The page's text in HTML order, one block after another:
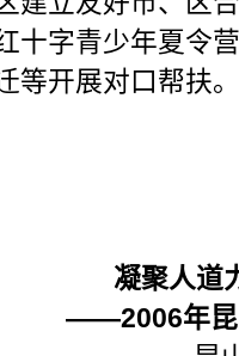
十字青少年夏令
等开展对口帮扶。
凝聚人道
——2006年昆